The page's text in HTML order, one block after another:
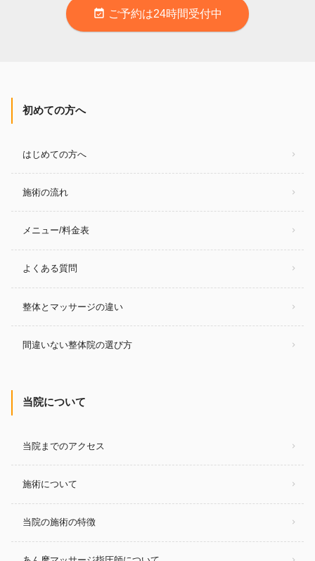
event_available ご予約は24時間受付中
初めての方へ
はじめての方へ
施術の流れ
メニュー/料金表
よくある質問
整体とマッサージの違い
間違いない整体院の選び方
当院について
当院までのアクセス
施術について
当院の施術の特徴